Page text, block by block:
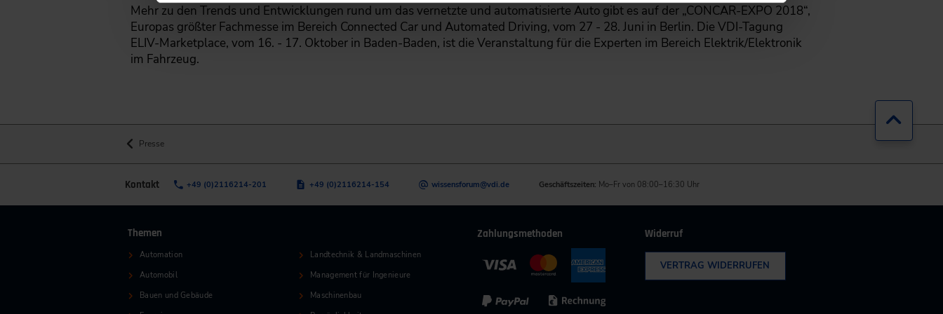
Mehr zu den Trends und Entwicklungen rund um das vernetzte und automatisierte Auto gibt es auf der „CONCAR-EXPO 2018“,
Europas größter Fachmesse im Bereich Connected Car und Automated Driving, vom 27 - 28. Juni in Berlin. Die VDI-Tagung
ELIV-Marketplace, vom 16. - 17. Oktober in Baden-Baden, ist die Veranstaltung für die Experten im Bereich Elektrik/Elektronik
im Fahrzeug.
Presse
Kontakt +49 (0)2116214-201 +49 (0)2116214-154 wissensforum@vdi.de Geschäftszeiten: Mo–Fr von 08:00–16:30 Uhr
Themen
Automation
Automobil
Bauen und Gebäude
Landtechnik & Landmaschinen
Management für Ingenieure
Maschinenbau
Zahlungsmethoden Widerruf
VERTRAG WIDERRUFEN